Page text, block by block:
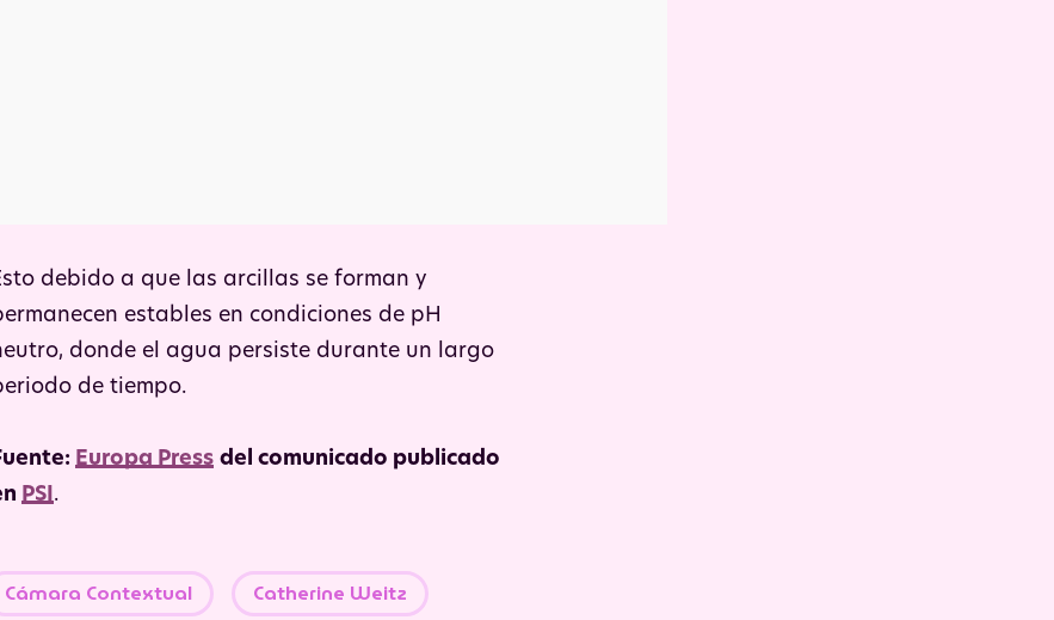
debido a que las arcillas se forman y
estables en condiciones de pH
donde el agua persiste durante un largo
de tiempo.
Europa Press del comunicado publicado
PSI .
Cámara Contextual
Catherine Weitz